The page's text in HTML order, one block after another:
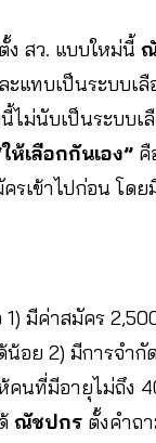
ง สว. แบบใหม่นี้
แทบเป็นระบบเลื
ไม่นับเป็นระบบเ
ให้เลือกกันเอง” คื
รเข้าไปก่อน โด
มีค่าสมัคร
อย 2) มีการจำกั
คนที่มีอายุไม่ถึง
ณัชปกร ตั้งคำถ